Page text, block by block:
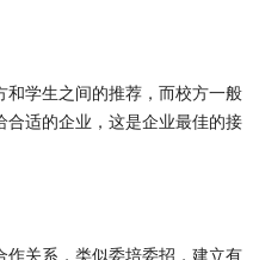
学生之间的推荐，而校方一般
适的企业，这是企业最佳的接
关系，类似委培委招，建立有